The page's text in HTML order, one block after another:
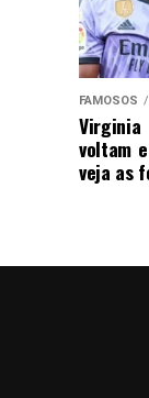
FAMOSOS
voltam
veja as